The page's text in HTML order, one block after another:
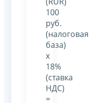
100
руб.
(налоговая
база)
х
18%
(ставка
НДС)
=